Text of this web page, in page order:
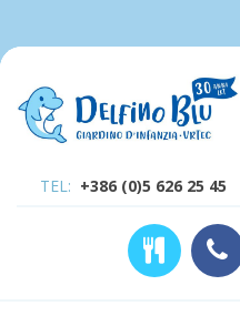
TEL: +386 (0)5 626 25 45